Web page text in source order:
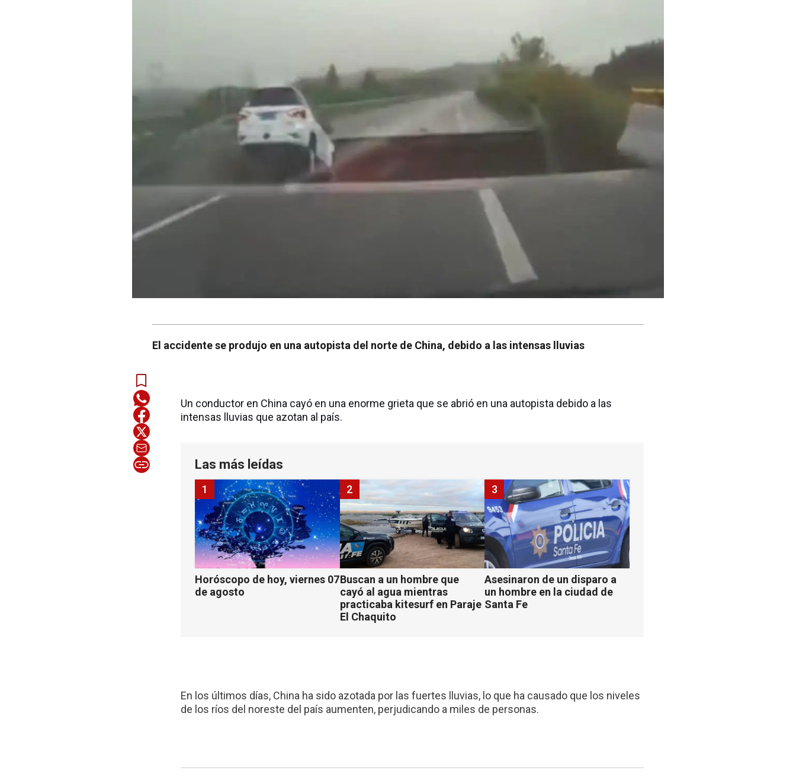
El accidente se produjo en una autopista del norte de China, debido a las intensas lluvias
Un conductor en China cayó en una enorme grieta que se abrió en una autopista debido a las
intensas lluvias que azotan al país.
Las más leídas
Horóscopo de hoy, viernes 07
de agosto
1
Buscan a un hombre que
cayó al agua mientras
practicaba kitesurf en Paraje
El Chaquito
2
Asesinaron de un disparo a
un hombre en la ciudad de
Santa Fe
3
En los últimos días, China ha sido azotada por las fuertes lluvias, lo que ha causado que los niveles
de los ríos del noreste del país aumenten, perjudicando a miles de personas.